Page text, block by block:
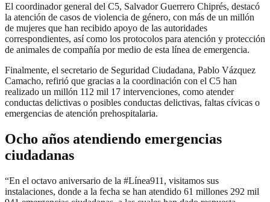
El coordinador general del C5, Salvador Guerrero Chiprés, destacó
la atención de casos de violencia de género, con más de un millón
de mujeres que han recibido apoyo de las autoridades
correspondientes, así como los protocolos para atención y protección
de animales de compañía por medio de esta línea de emergencia.
Finalmente, el secretario de Seguridad Ciudadana, Pablo Vázquez
Camacho, refirió que gracias a la coordinación con el C5 han
realizado un millón 112 mil 17 intervenciones, como atender
conductas delictivas o posibles conductas delictivas, faltas cívicas o
emergencias de atención prehospitalaria.
Ocho años atendiendo emergencias
ciudadanas
“En el octavo aniversario de la #Línea911, visitamos sus
instalaciones, donde a la fecha se han atendido 61 millones 292 mil